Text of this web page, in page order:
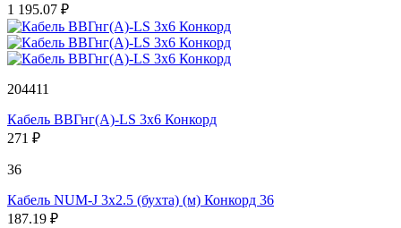
1 195.07 ₽
204411
Кабель ВВГнг(А)-LS 3х6 Конкорд
271 ₽
36
Кабель NUM-J 3х2.5 (бухта) (м) Конкорд 36
187.19 ₽